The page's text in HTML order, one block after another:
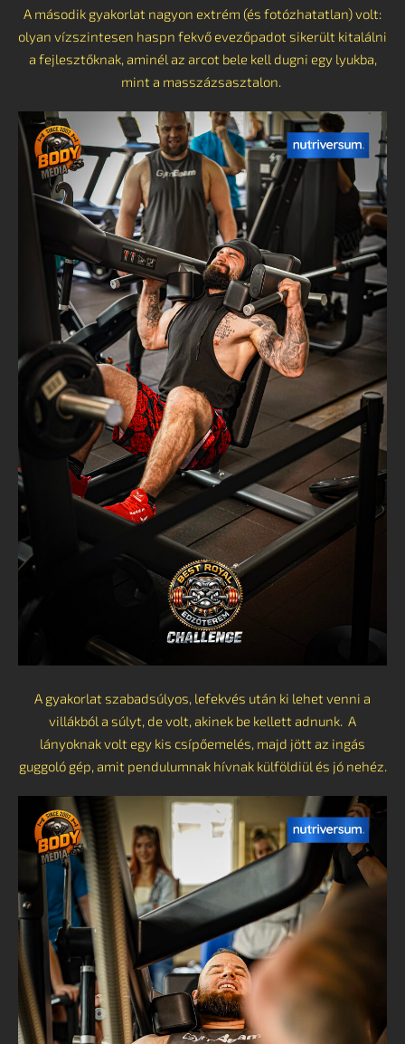
A második gyakorlat nagyon extrém (és fotózhatatlan) volt:
olyan vízszintesen haspn fekvő evezőpadot sikerült kitalálni
a fejlesztőknak, aminél az arcot bele kell dugni egy lyukba,
mint a masszázsasztalon.
A gyakorlat szabadsúlyos, lefekvés után ki lehet venni a
villákból a súlyt, de volt, akinek be kellett adnunk. A
lányoknak volt egy kis csípőemelés, majd jött az ingás
guggoló gép, amit pendulumnak hívnak külföldiül és jó nehéz.